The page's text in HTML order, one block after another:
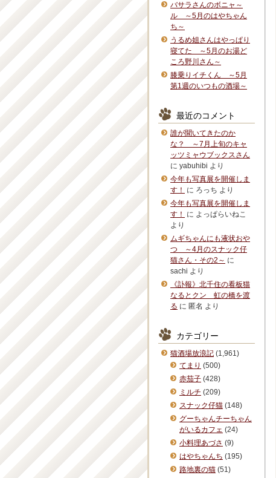
バサラさんのボニャ～
ル ～5月のはやちゃん
ち～
うるめ姐さんはやっぱり
寝てた ～5月のお湯ど
ころ野川さん～
膝乗りイチくん ～5月
第1週のいつもの酒場～
最近のコメント
誰が聞いてきたのか
な？ ～7月上旬のキャ
ッツミャウブックスさん
に yabuhibi より
今年も写真展を開催しま
す！
に ろっち より
今年も写真展を開催しま
す！
に よっぱらいねこ
より
ムギちゃんにも液状おや
つ ～4月のスナック仔
猫さん・その2～ に
sachi より
《訃報》北千住の看板猫
なるとクン 虹の橋を渡
る に 匿名 より
カテゴリー
猫酒場放浪記 (1,961)
てまり (500)
赤茄子 (428)
ミルチ (209)
スナック仔猫 (148)
グーちゃんチーちゃん
がいるカフェ (24)
小料理あづさ (9)
はやちゃんち (195)
路地裏の猫 (51)